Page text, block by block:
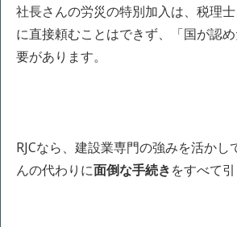
社長さんの労災の特別加入は、税理
に直接頼むことはできず、「国が認
要があります。
RJCなら、建設業専門の強みを活かし
んの代わりに面倒な手続きをすべて引